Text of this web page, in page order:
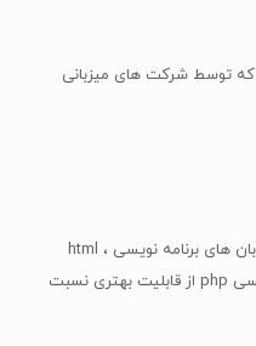
که توسط شرکت های میزبانی
هاست لینوکس قابلیت پشتیبانی از زبان های برنامه نویسی html ،
php ، js را دارد ولی در زبان برنامه نویسی php از قابلیت بهتری نسبت